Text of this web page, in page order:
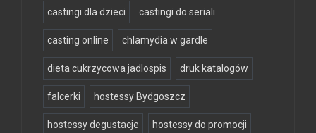
castingi dla dzieci castingi do seriali
casting online chlamydia w gardle
dieta cukrzycowa jadlospis druk katalogów
falcerki hostessy Bydgoszcz
hostessy degustacje hostessy do promocji